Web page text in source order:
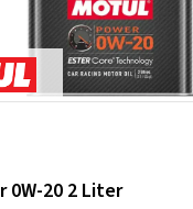
0W-20 2 Liter